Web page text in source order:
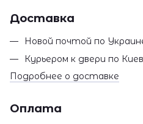
Доставка
Новой почтой по
Курьером к двери по
Подробнее о доставке
Оплата